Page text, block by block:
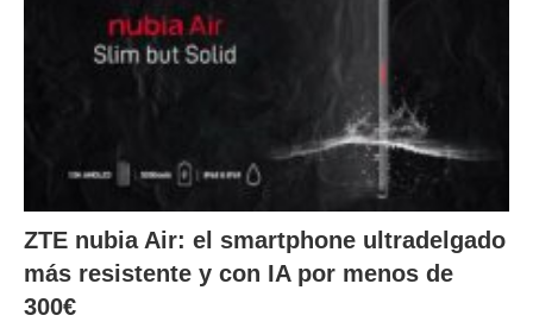
ZTE nubia Air: el smartphone ultradelgado
más resistente y con IA por menos de
300€